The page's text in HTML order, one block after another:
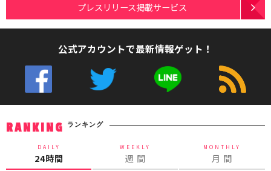
プレスリリース掲載サービス
公式アカウントで最新情報ゲット！
RANKING ランキング
DAILY
24時間
WEEKLY
週 間
MONTHLY
月 間